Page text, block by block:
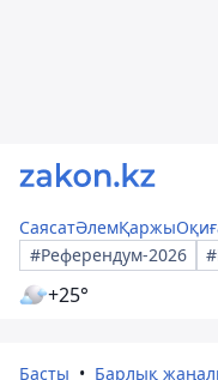
СаясатӘлемҚаржы
#Референдум-2026
+25°
Басты Барлық